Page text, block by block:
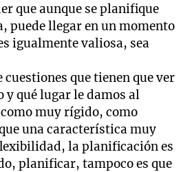
que aunque se planifique
puede llegar en un momento
igualmente valiosa, sea
que tienen que ver
y qué lugar le damos al
muy rígido, como
una característica muy
la planificación es
planificar, tampoco es que